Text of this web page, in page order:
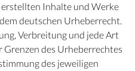
Inhalte und Werke
deutschen Urheberrecht.
Verbreitung und jede Art
des Urheberrechtes
des jeweiligen